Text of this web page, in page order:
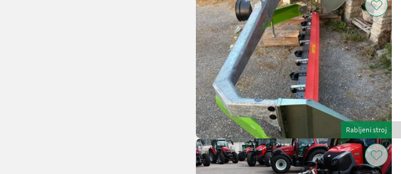
Rabljeni stroj